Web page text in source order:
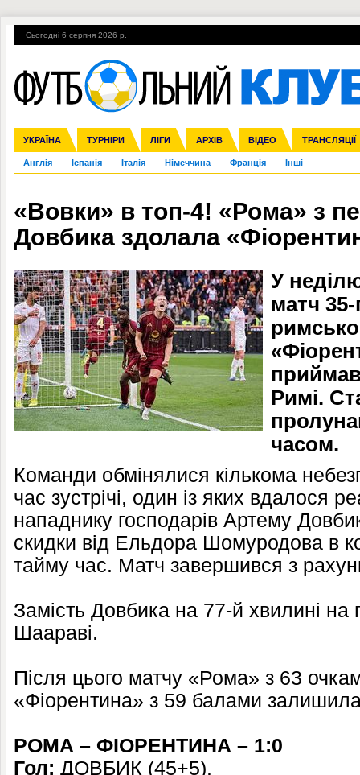
Сьогодні 6 серпня 2026 р.
УКРАЇНА ТУРНІРИ ЛІГИ АРХІВ ВІДЕО ТРАНСЛЯЦІЇ
Збірна Прем'єр-ліга Перша ліга Друга ліга Кубок України
Ліга чемпіонів Ліга Європи Міжнародні Ліга націй Ліга
Англія Іспанія Італія Німеччина Франція Інші
ЧС-2014 ЄВРО-2016 Росія Кубок конфедерацій ЧЄ-2015 (U-
Гарячі теми УПЛ, 1-й тур ВІЙНА УПЛ-ПЕРЕХОДИ
«Вовки» в топ-4! «Рома» з
Довбика здолала
У
матч 35-
Римі.
часом.
Команди обмінялися кількома
час зустрічі, один із яких вдалося
нападнику господарів Артему
скидки від Ельдора Шомуродова в
тайму час. Матч завершився з
Замість Довбика на 77-й хвилині
Шаараві.
Після цього матчу «Рома» з 63
«Фіорентина» з 59 балами
РОМА – ФІОРЕНТИНА – 1:0
Гол: ДОВБИК (45+5).